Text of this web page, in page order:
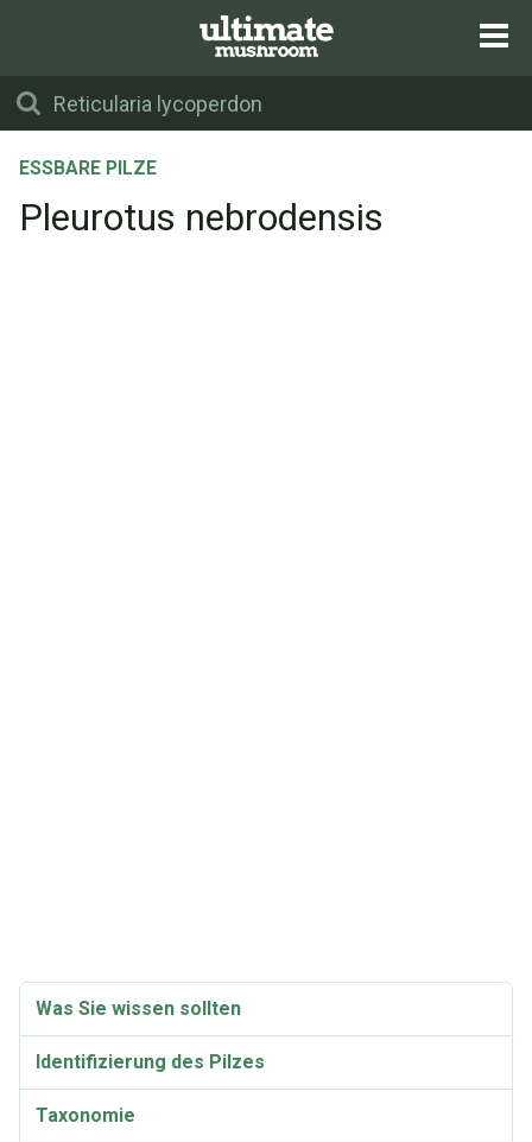
ESSBARE PILZE
Pleurotus nebrodensis
Was Sie wissen sollten
Identifizierung des Pilzes
Taxonomie